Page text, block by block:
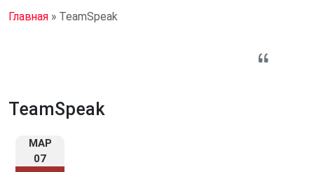
Главная » TeamSpeak
TeamSpeak
МАР
07